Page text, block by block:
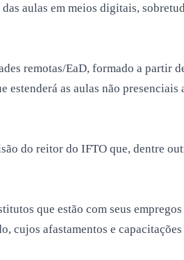
aulas em meios digitais,
remotas/EaD, formado a partir
as aulas não presenciais
do reitor do IFTO que, dentre
que estão com seus
cujos afastamentos e capacitações